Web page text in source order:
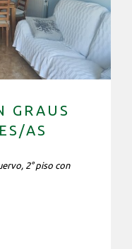
GRAUS
AS
2° piso con